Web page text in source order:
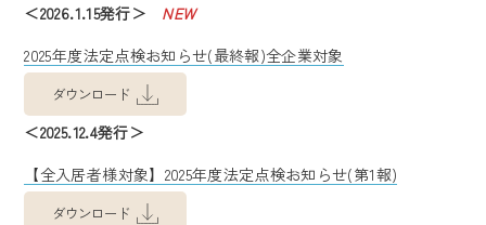
＜2026.1.15発行＞
NEW
2025年度法定点検お知らせ(最終報)全企業対象
ダウンロード
＜2025.12.4発行＞
【全入居者様対象】2025年度法定点検お知らせ(第1報)
ダウンロード